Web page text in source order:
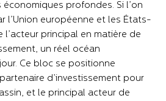
profondes. Si l’on
l’Union européenne et les États-
l’acteur principal en matière de
un réel océan
Ce bloc se positionne
d’investissement pour
et le principal acteur de